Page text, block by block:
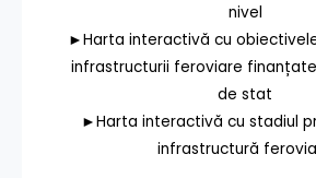
nivel
►Harta interactivă cu
infrastructurii feroviare
de stat
►Harta interactivă cu stadiul
infrastructură